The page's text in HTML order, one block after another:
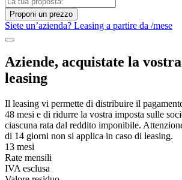
Proponi un prezzo
Siete un’azienda? Leasing a partire da /mese
Aziende, acquistate la
leasing
Il leasing vi permette di distribuire il
48 mesi e di ridurre la vostra imposta sulle
ciascuna rata dal reddito imponibile.
di 14 giorni non si applica in caso di leasing.
13 mesi
Rate mensili
IVA esclusa